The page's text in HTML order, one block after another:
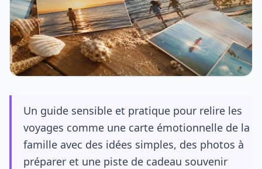
Un guide sensible et pratique pour relire les
voyages comme une carte émotionnelle de la
famille avec des idées simples, des photos à
préparer et une piste de cadeau souvenir